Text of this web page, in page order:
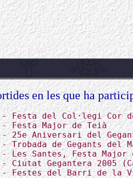
en les que ha
- Festa del Col·legi Cor
- Festa Major de Teià
- 25e Aniversari del
- Trobada de Gegants del
- Les Santes, Festa Major
- Ciutat Gegantera 2005
- Festes del Barri de la